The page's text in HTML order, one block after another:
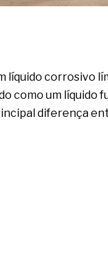
líquido corrosivo
como um líquido
diferença